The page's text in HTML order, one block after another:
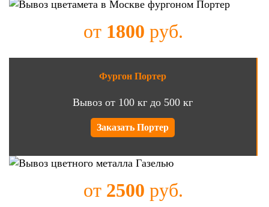
от 1800 руб.
Фургон Портер
Вывоз от 100 кг до 500 кг
Заказать Портер
от 2500 руб.